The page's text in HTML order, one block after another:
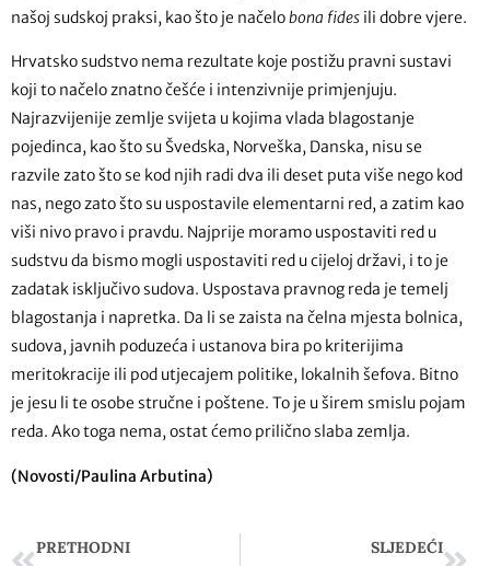
našoj sudskoj praksi, kao što je načelobona fides ili dobre vjere.
Hrvatsko sudstvo nema rezultate koje postižu pravni sustavi
koji to načelo znatno češće i intenzivnije primjenjuju.
Najrazvijenije zemlje svijeta u kojima vlada blagostanje
pojedinca, kao što su Švedska, Norveška, Danska, nisu se
razvile zato što se kod njih radi dva ili deset puta više nego kod
nas, nego zato što su uspostavile elementarni red, a zatim kao
viši nivo pravo i pravdu. Najprije moramo uspostaviti red u
sudstvu da bismo mogli uspostaviti red u cijeloj državi, i to je
zadatak isključivo sudova. Uspostava pravnog reda je temelj
blagostanja i napretka. Da li se zaista na čelna mjesta bolnica,
sudova, javnih poduzeća i ustanova bira po kriterijima
meritokracije ili pod utjecajem politike, lokalnih šefova. Bitno
je jesu li te osobe stručne i poštene. To je u širem smislu pojam
reda. Ako toga nema, ostat ćemo prilično slaba zemlja.
(Novosti/Paulina Arbutina)
PRETHODNI SLJEDEĆI